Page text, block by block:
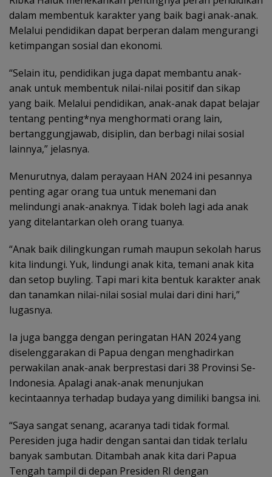
dalam membentuk karakter yang baik bagi anak-anak.
Melalui pendidikan dapat berperan dalam mengurangi
ketimpangan sosial dan ekonomi.
“Selain itu, pendidikan juga dapat membantu anak-
anak untuk membentuk nilai-nilai positif dan sikap
yang baik. Melalui pendidikan, anak-anak dapat belajar
tentang penting*nya menghormati orang lain,
bertanggungjawab, disiplin, dan berbagi nilai sosial
lainnya,” jelasnya.
Menurutnya, dalam perayaan HAN 2024 ini pesannya
penting agar orang tua untuk menemani dan
melindungi anak-anaknya. Tidak boleh lagi ada anak
yang ditelantarkan oleh orang tuanya.
“Anak baik dilingkungan rumah maupun sekolah harus
kita lindungi. Yuk, lindungi anak kita, temani anak kita
dan setop buyling. Tapi mari kita bentuk karakter anak
dan tanamkan nilai-nilai sosial mulai dari dini hari,”
lugasnya.
Ia juga bangga dengan peringatan HAN 2024 yang
diselenggarakan di Papua dengan menghadirkan
perwakilan anak-anak berprestasi dari 38 Provinsi Se-
Indonesia. Apalagi anak-anak menunjukan
kecintaannya terhadap budaya yang dimiliki bangsa ini.
“Saya sangat senang, acaranya tadi tidak formal.
Peresiden juga hadir dengan santai dan tidak terlalu
banyak sambutan. Ditambah anak kita dari Papua
Tengah tampil di depan Presiden RI dengan